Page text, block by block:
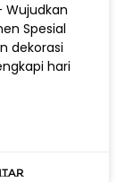
Wujudkan
Spesial
dekorasi
hari